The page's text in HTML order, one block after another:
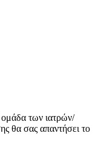
ομάδα των ιατρών/
θα σας απαντήσει το